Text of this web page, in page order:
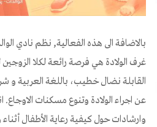
بالاضافة الى هذه الفعالية, نظم نادي
غرف الولادة هي فرصة رائعة لكلا الزوجين
القابلة نضال خطيب، باللغة العربية و
عن اجراء الولادة وتنوع مسكنات
وارشادات حول كيفية رعاية الأطفال